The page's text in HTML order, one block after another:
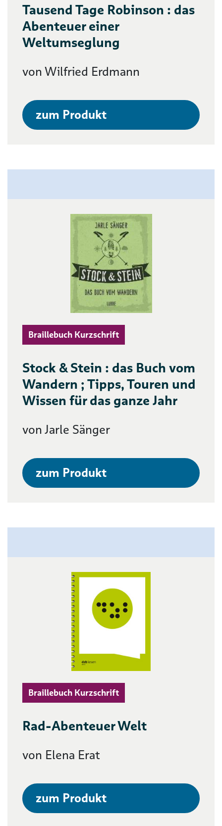
Tausend Tage Robinson : das
Abenteuer einer
Weltumseglung
von Wilfried Erdmann
zum Produkt
Braillebuch Kurzschrift
Stock & Stein : das Buch vom
Wandern ; Tipps, Touren und
Wissen für das ganze Jahr
von Jarle Sänger
zum Produkt
Braillebuch Kurzschrift
Rad-Abenteuer Welt
von Elena Erat
zum Produkt